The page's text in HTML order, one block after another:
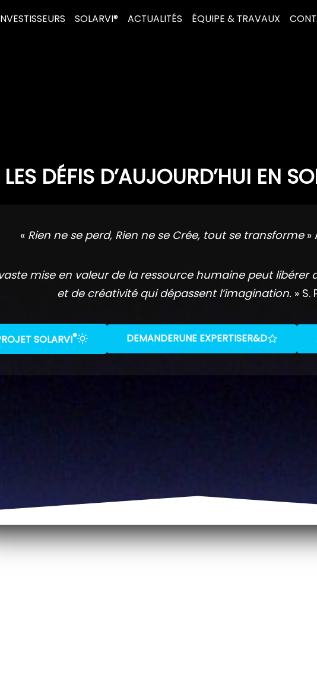
SOLARVI® ACTUALITÉS ÉQUIPE & TRAVAUX
DÉFIS D’AUJOURD’HUI EN
« Rien ne se perd, Rien ne se Crée, tout se transforme »
mise en valeur de la ressource humaine peut libérer
et de créativité qui dépassent l’imagination.» S.
SOLARVI® DEMANDERUNE EXPERTISER&D